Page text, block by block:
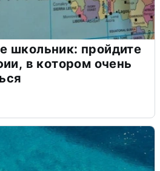
школьник: пройдите
в котором очень